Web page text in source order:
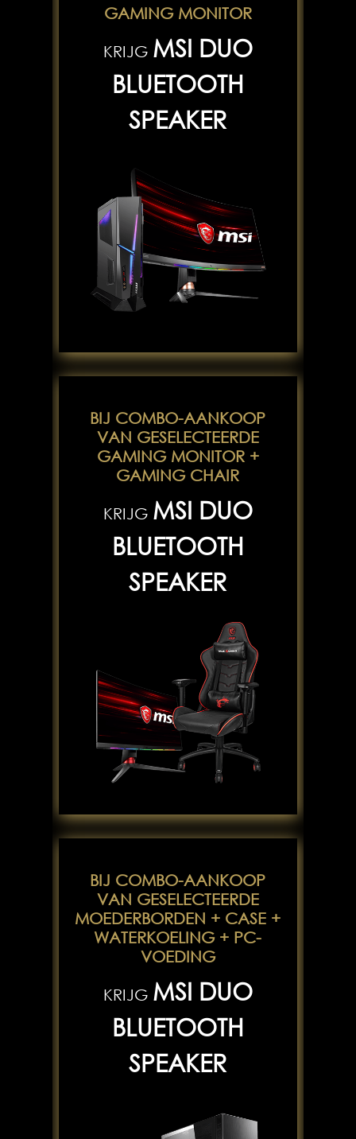
GAMING MONITOR
KRIJG MSI DUO
BLUETOOTH
SPEAKER
BIJ COMBO-AANKOOP
VAN GESELECTEERDE
GAMING MONITOR +
GAMING CHAIR
KRIJG MSI DUO
BLUETOOTH
SPEAKER
BIJ COMBO-AANKOOP
VAN GESELECTEERDE
MOEDERBORDEN + CASE +
WATERKOELING + PC-
VOEDING
KRIJG MSI DUO
BLUETOOTH
SPEAKER